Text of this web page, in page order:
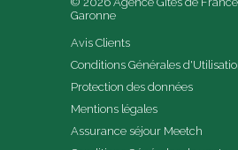
Garonne
Avis Clients
Conditions Générales
Protection des données
Mentions légales
Assurance séjour Meetch